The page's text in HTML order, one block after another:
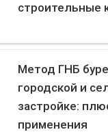
строительные
Метод ГНБ
городской и
застройке:
применения